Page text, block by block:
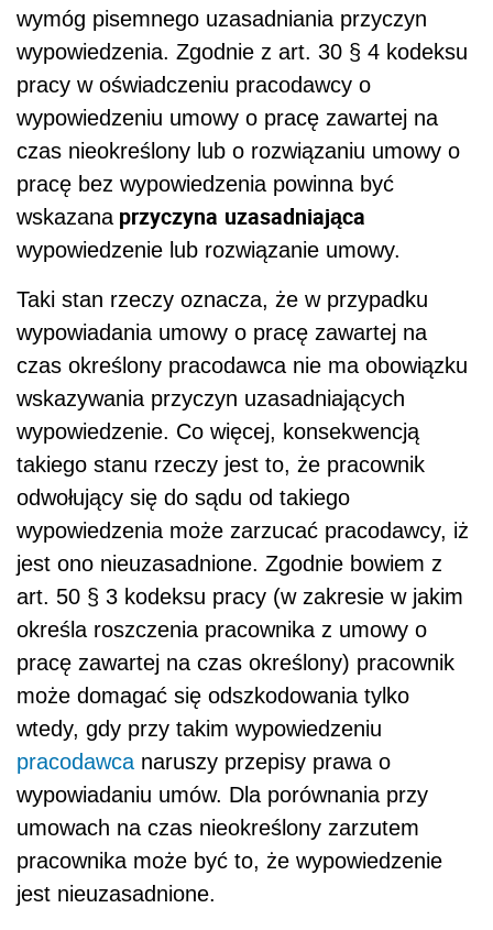
wymóg pisemnego uzasadniania przyczyn
wypowiedzenia. Zgodnie z art. 30 § 4 kodeksu
pracy w oświadczeniu pracodawcy o
wypowiedzeniu umowy o pracę zawartej na
czas nieokreślony lub o rozwiązaniu umowy o
pracę bez wypowiedzenia powinna być
wskazanaprzyczyna uzasadniająca
wypowiedzenie lub rozwiązanie umowy.
Taki stan rzeczy oznacza, że w przypadku
wypowiadania umowy o pracę zawartej na
czas określony pracodawca nie ma obowiązku
wskazywania przyczyn uzasadniających
wypowiedzenie. Co więcej, konsekwencją
takiego stanu rzeczy jest to, że pracownik
odwołujący się do sądu od takiego
wypowiedzenia może zarzucać pracodawcy, iż
jest ono nieuzasadnione. Zgodnie bowiem z
art. 50 § 3 kodeksu pracy (w zakresie w jakim
określa roszczenia pracownika z umowy o
pracę zawartej na czas określony) pracownik
może domagać się odszkodowania tylko
wtedy, gdy przy takim wypowiedzeniu
pracodawca naruszy przepisy prawa o
wypowiadaniu umów. Dla porównania przy
umowach na czas nieokreślony zarzutem
pracownika może być to, że wypowiedzenie
jest nieuzasadnione.